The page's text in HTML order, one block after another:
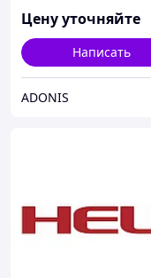
Цену уточняйте
Написать
ADONIS